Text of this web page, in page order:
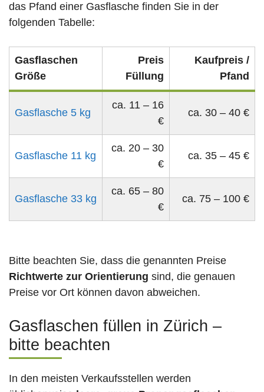
das Pfand einer Gasflasche finden Sie in der
folgenden Tabelle:
Gasflaschen
Größe
Preis
Füllung
Kaufpreis /
Pfand
Gasflasche 5 kg
ca. 11 – 16
€
ca. 30 – 40 €
Gasflasche 11 kg
ca. 20 – 30
€
ca. 35 – 45 €
Gasflasche 33 kg
ca. 65 – 80
€
ca. 75 – 100 €
Bitte beachten Sie, dass die genannten Preise
Richtwerte zur Orientierung sind, die genauen
Preise vor Ort können davon abweichen.
Gasflaschen füllen in Zürich –
bitte beachten
In den meisten Verkaufsstellen werden